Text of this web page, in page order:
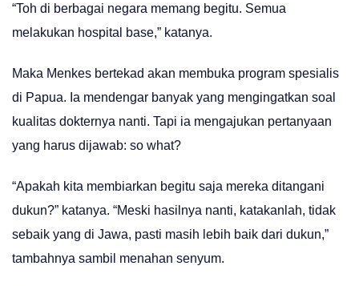
“Toh di berbagai negara memang begitu. Semua
melakukan hospital base,” katanya.
Maka Menkes bertekad akan membuka program spesialis
di Papua. Ia mendengar banyak yang mengingatkan soal
kualitas dokternya nanti. Tapi ia mengajukan pertanyaan
yang harus dijawab: so what?
“Apakah kita membiarkan begitu saja mereka ditangani
dukun?” katanya. “Meski hasilnya nanti, katakanlah, tidak
sebaik yang di Jawa, pasti masih lebih baik dari dukun,”
tambahnya sambil menahan senyum.